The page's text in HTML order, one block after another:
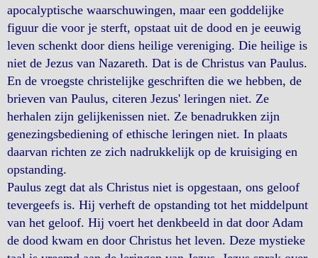
apocalyptische waarschuwingen, maar een goddelijke
figuur die voor je sterft, opstaat uit de dood en je eeuwig
leven schenkt door diens heilige vereniging. Die heilige is
niet de Jezus van Nazareth. Dat is de Christus van Paulus.
En de vroegste christelijke geschriften die we hebben, de
brieven van Paulus, citeren Jezus' leringen niet. Ze
herhalen zijn gelijkenissen niet. Ze benadrukken zijn
genezingsbediening of ethische leringen niet. In plaats
daarvan richten ze zich nadrukkelijk op de kruisiging en
opstanding.
Paulus zegt dat als Christus niet is opgestaan, ons geloof
tevergeefs is. Hij verheft de opstanding tot het middelpunt
van het geloof. Hij voert het denkbeeld in dat door Adam
de dood kwam en door Christus het leven. Deze mystieke